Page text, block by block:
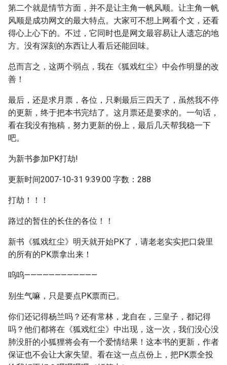
第二个就是情节方面，并不是让主角一帆风顺。让主角一帆
风顺是成功网文的最大特点。大家可不想上网看个文，还看
得心上心下的。不过，它同时也是网文最容易让人遗忘的地
方。没有深刻的东西让人看后还能回味。
总而言之，这两个弱点，我在《狐戏红尘》中会作明显的改
善！
最后，还是求月票，各位，只剩最后三四天了，虽然我不停
的更新，终于把本书完结了。这月票还是要求的。一句话，
看在我没有拖稿，努力更新的份上，最后几天帮我稳一下
吧。
为新书参加PK打劫!
更新时间2007-10-31 9:39:00 字数：288
打劫！！！
路过的暂住的长住的各位！！
新书《狐戏红尘》明天就开始PK了，请老老实实把口袋里
的所有的PK票拿出来！
呜呜————————————
别生气嘛，只是要点PK票而已。
你们还记得杨兰吗？还有常林，龙自在，三皇子，都记得
吗？他们都将在《狐戏红尘》中出现，这一次，我们没心没
肺没肝的小狐狸将会有一个爱情结果！这本书的更新，作者
保证也不会让大家失望。看在这一点点份上，把PK票全投